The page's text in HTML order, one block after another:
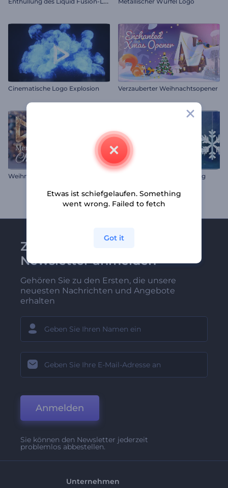
Cinematische Logo Explosion Verzauberter Weihnachtsopener
Weinhachtsgrüße Einleitung
Zu Renderforest-
Newsletter anmelden
Gehören Sie zu den Ersten, die unsere
neuesten Nachrichten und Angebote
erhalten
Anmelden
Sie können den Newsletter jederzeit
problemlos abbestellen.
Unternehmen
Etwas ist schiefgelaufen. Something
went wrong. Failed to fetch
Got it